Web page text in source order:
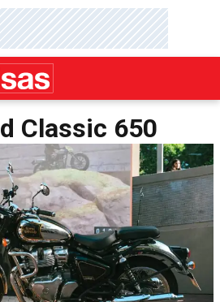
Classic 650